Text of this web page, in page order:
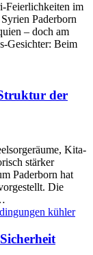
Feierlichkeiten im
Paderborn
– doch am
Gesichter: Beim
der
Kita-
stärker
Paderborn hat
Die